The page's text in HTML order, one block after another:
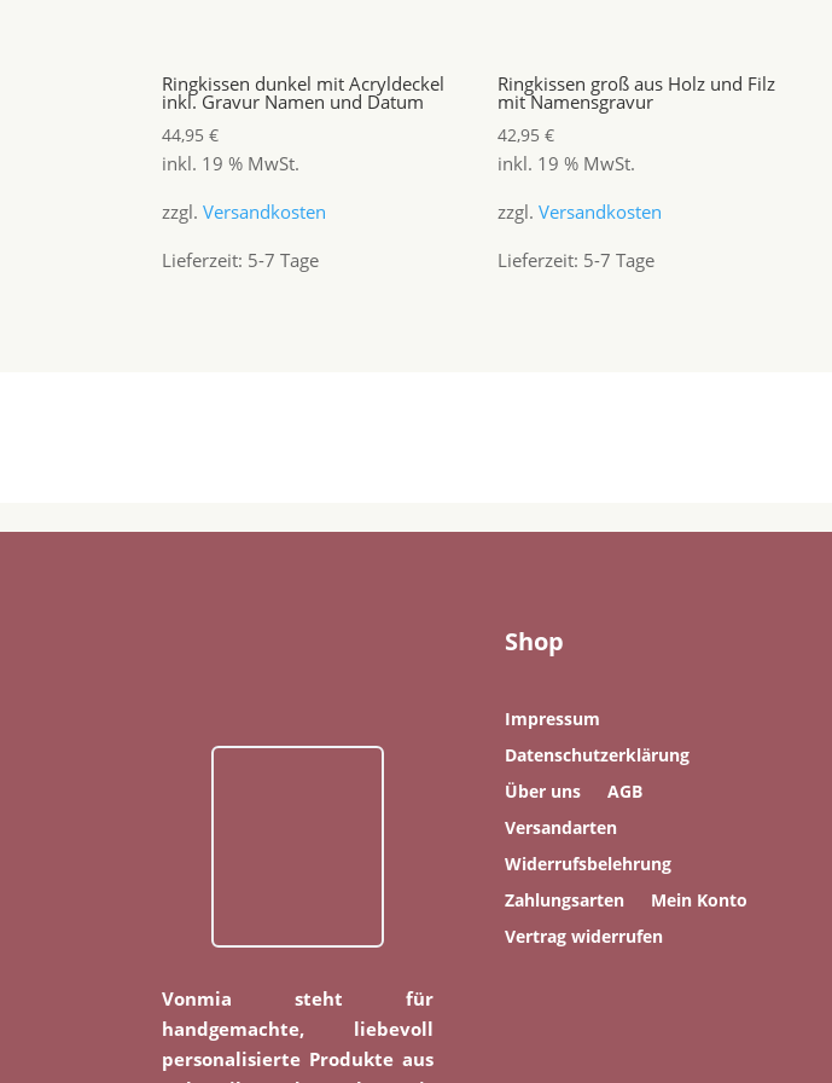
Ringkissen dunkel mit Acryldeckel
inkl. Gravur Namen und Datum
44,95€
inkl. 19 % MwSt.
zzgl.Versandkosten
Lieferzeit: 5-7 Tage
Ringkissen groß aus Holz und Filz
mit Namensgravur
42,95€
inkl. 19 % MwSt.
zzgl.Versandkosten
Lieferzeit: 5-7 Tage
Vonmia steht für
handgemachte, liebevoll
personalisierte Produkte aus
Shop
Impressum
Datenschutzerklärung
Über uns
AGB
Versandarten
Widerrufsbelehrung
Zahlungsarten
Mein Konto
Vertrag widerrufen